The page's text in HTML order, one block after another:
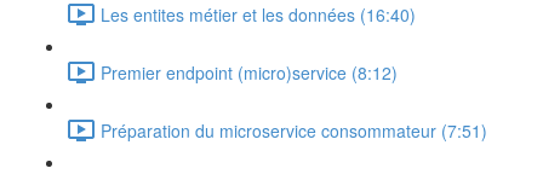
Les entites métier et les données (16:40)
Premier endpoint (micro)service (8:12)
Préparation du microservice consommateur (7:51)